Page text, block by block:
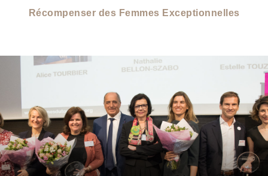
Récompenser des Femmes Exceptionnelles